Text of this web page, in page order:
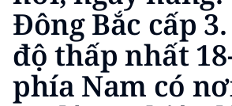
Đông Bắc cấp
độ thấp nhất
phía Nam có